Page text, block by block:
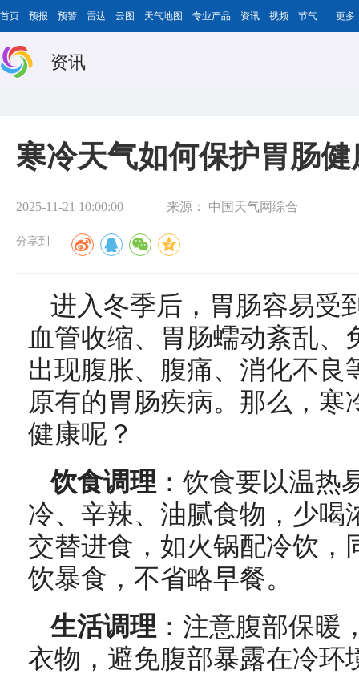
首页 预报 预警 雷达 云图 天气地图 专业产品 资讯 视频 节气 更多
资讯
寒冷天气如何保护胃肠健
2025-11-21 10:00:00 来源： 中国天气网综合
分享到
进入冬季后，胃肠容易受
血管收缩、胃肠蠕动紊乱
出现腹胀、腹痛、消化不良
原有的胃肠疾病。那么，
健康呢？
饮食调理 ：饮食要以温热
冷、辛辣、油腻食物，少喝
交替进食，如火锅配冷饮，
饮暴食，不省略早餐。
生活调理 ：注意腹部保暖
衣物，避免腹部暴露在冷环